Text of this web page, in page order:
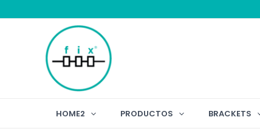
HOME2 PRODUCTOS BRACKETS